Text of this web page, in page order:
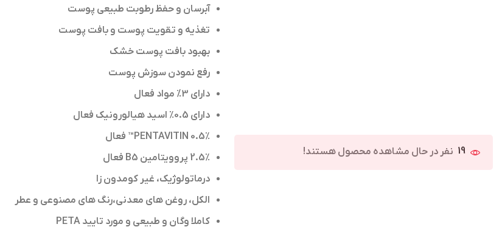
19 نفر در حال مشاهده محصول هستند!
آبرسان و حفظ رطوبت طبیعی پوست
تغذیه و تقویت پوست و بافت پوست
بهبود بافت پوست خشک
رفع نمودن سوزش پوست
دارای 3% مواد فعال
دارای 0.5٪ اسید هیالورونیک فعال
0.5٪ PENTAVITIN™ فعال
2.5٪ پروویتامین B5 فعال
درماتولوژیک، غیر کومدون زا
الکل، روغن های معدنی،رنگ های مصنوعی و عطر
کاملا وگان و طبیعی و مورد تایید PETA